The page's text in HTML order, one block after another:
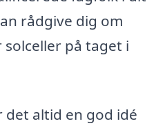
rådgive dig om
på taget i
det altid en god idé